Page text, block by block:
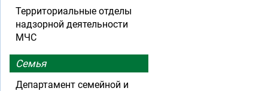
Территориальные отделы
надзорной деятельности
МЧС
Семья
Департамент семейной и